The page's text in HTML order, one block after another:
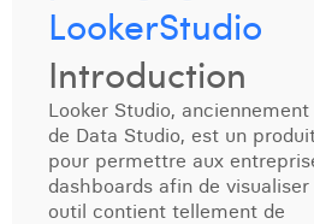
Camille Servais
Charlie Deschamps
Dhan Claes
Diane Tremouroux
Edouard Polet
Certifications
Digital Business Analyst
Digital Business Intern
LookerStudio
Introduction
Looker Studio,
de Data Studio, est un
pour permettre aux
dashboards afin de
outil contient tellement de